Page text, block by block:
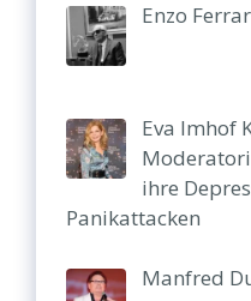
Enzo
Eva Imhof
ihre
Panikattacken
Manfred